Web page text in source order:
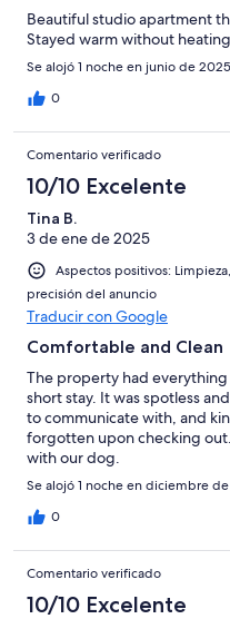
Beautiful studio apartment
Stayed warm without
Se alojó 1 noche en junio de 2025
0
Comentario verificado
10/10 Excelente
Tina B.
3 de ene de 2025
Aspectos positivos:
precisión del anuncio
Traducir con Google
Comfortable and Clean
The property had
short stay. It was spotless
to communicate with, and
forgotten upon checking
with our dog.
Se alojó 1 noche en diciembre
0
Comentario verificado
10/10 Excelente